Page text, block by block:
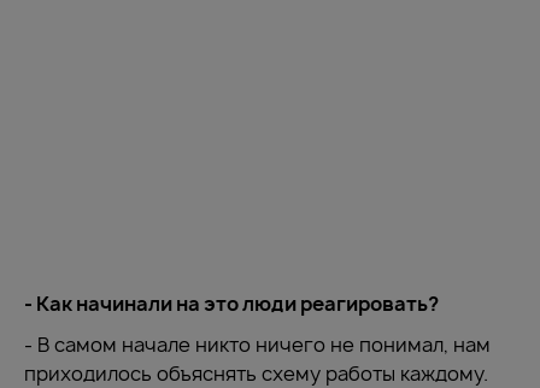
- Как начинали на это люди реагировать?
- В самом начале никто ничего не понимал, нам
приходилось объяснять схему работы каждому.